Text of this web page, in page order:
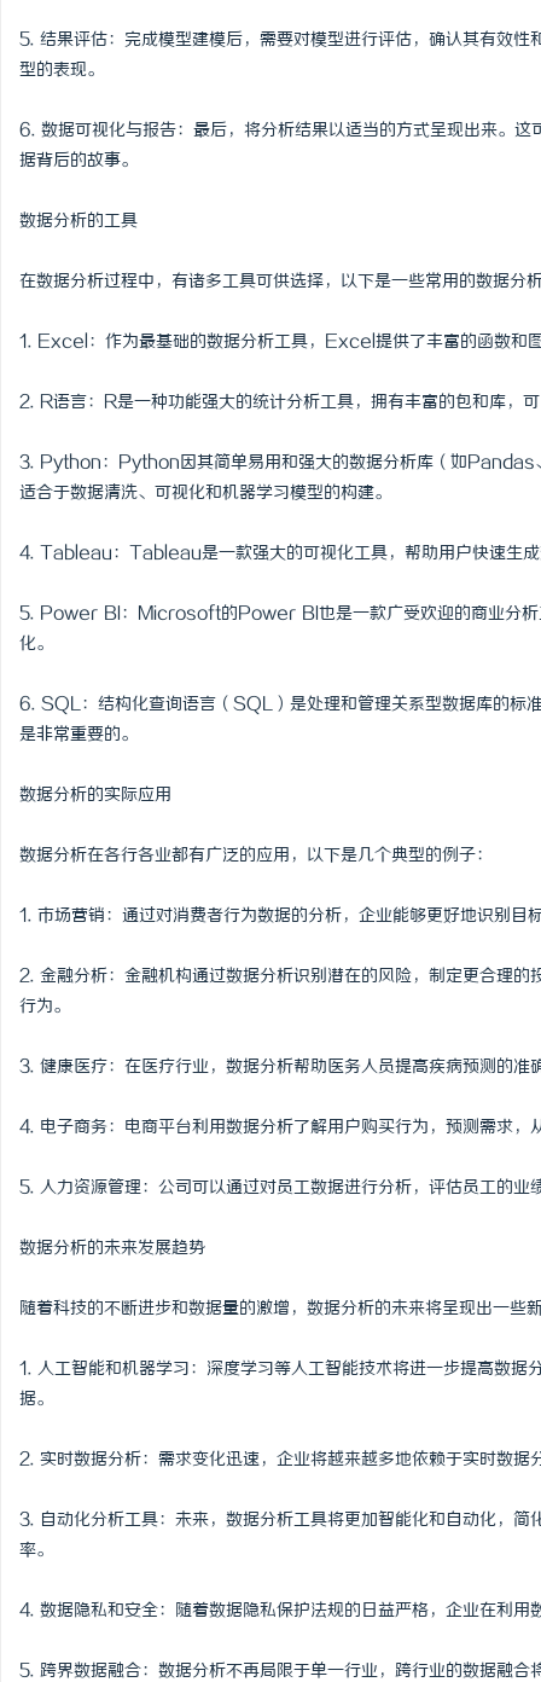
5. 结果评估：完成模型建模后，需要对模型进行评估，确认其有效
型的表现。
6. 数据可视化与报告：最后，将分析结果以适当的方式呈现出来。
据背后的故事。
数据分析的工具
在数据分析过程中，有诸多工具可供选择，以下是一些常用的数据分
1. Excel：作为最基础的数据分析工具，Excel提供了丰富的函数和
2. R语言：R是一种功能强大的统计分析工具，拥有丰富的包和库，
3. Python：Python因其简单易用和强大的数据分析库（如
适合于数据清洗、可视化和机器学习模型的构建。
4. Tableau：Tableau是一款强大的可视化工具，帮助用户快速生
5. Power BI：Microsoft的Power BI也是一款广受欢迎的商业分析
化。
6. SQL：结构化查询语言（SQL）是处理和管理关系型数据库的标
是非常重要的。
数据分析的实际应用
数据分析在各行各业都有广泛的应用，以下是几个典型的例子：
1. 市场营销：通过对消费者行为数据的分析，企业能够更好地识别目
2. 金融分析：金融机构通过数据分析识别潜在的风险，制定更合理
行为。
3. 健康医疗：在医疗行业，数据分析帮助医务人员提高疾病预测的
4. 电子商务：电商平台利用数据分析了解用户购买行为，预测需求，
5. 人力资源管理：公司可以通过对员工数据进行分析，评估员工的
数据分析的未来发展趋势
随着科技的不断进步和数据量的激增，数据分析的未来将呈现出一些
1. 人工智能和机器学习：深度学习等人工智能技术将进一步提高数
据。
2. 实时数据分析：需求变化迅速，企业将越来越多地依赖于实时数
3. 自动化分析工具：未来，数据分析工具将更加智能化和自动化，
率。
4. 数据隐私和安全：随着数据隐私保护法规的日益严格，企业在利用
5. 跨界数据融合：数据分析不再局限于单一行业，跨行业的数据融合